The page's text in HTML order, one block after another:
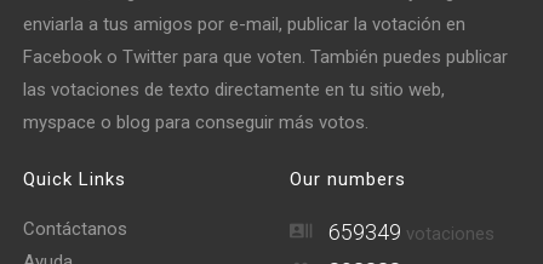
enviarla a tus amigos por e-mail, publicar la votación en
Facebook o Twitter para que voten. También puedes publicar
las votaciones de texto directamente en tu sitio web,
myspace o blog para conseguir más votos.
Quick Links
Contáctanos
Our numbers
659349 votaciones